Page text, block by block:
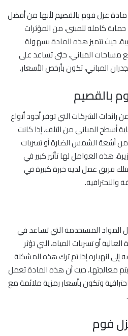
عزل فوم بالقصيم لأنها من أفضل
كاملة للمبنى، من المؤثرات
حيث تتميز هذه المادة بسهولة
مساحات المباني، حتى تساعد على
المباني، تكون بأرخص الأسعار.
بالقصيم
رائدات الشركات التي توفر أجود أنواع
أسطح المباني من التلف، إذا كانت
من أشعة الشمس الضارة أو تسربات
هذه العوامل لها تأثير كبير في
فريق عمل لديه خبرة كبيرة في
المواد المستخدمة التي تساعد في
أو تسربات المياه، التي تؤثر
انهياره إذا تم ترك هذه المشكلة
معالجتها، حيث أن هذه المادة تعمل
وتكون بأسعار رمزية ملائمة مع
فوم